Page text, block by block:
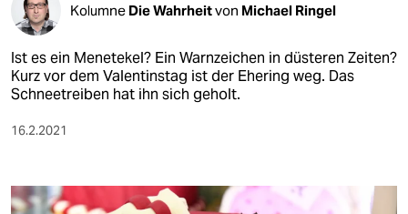
Kolumne Die Wahrheitvon Michael Ringel
Ist es ein Menetekel? Ein Warnzeichen in düsteren Zeiten?
Kurz vor dem Valentinstag ist der Ehering weg. Das
Schneetreiben hat ihn sich geholt.
16.2.2021